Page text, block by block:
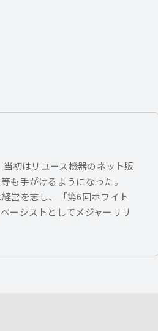
初はリユース機器のネット販
も手がけるようになった。
営を志し、「第6回ホワイト
ーシストとしてメジャーリリ